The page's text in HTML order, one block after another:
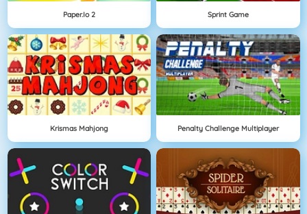
Paper.io 2 Sprint Game
Krismas Mahjong Penalty Challenge Multiplayer